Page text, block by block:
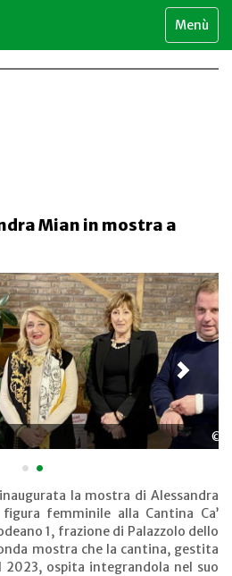
Menù
Mian in mostra a
©Ad Smets
• •
la mostra di Alessandra
femminile alla Cantina Ca’
1, frazione di Palazzolo dello
mostra che la cantina, gestita
ospita integrandola nel suo